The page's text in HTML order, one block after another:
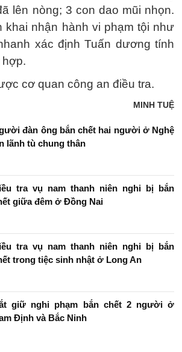
lên nòng; 3 con dao mũi nhọn.
khai nhận hành vi phạm tội như
xác định Tuấn dương tính
hợp.
cơ quan công an điều tra.
MINH TUỆ
đàn ông bắn chết hai người ở Nghệ
lãnh tù chung thân
tra vụ nam thanh niên nghi bị bắn
giữa đêm ở Đồng Nai
tra vụ nam thanh niên nghi bị bắn
trong tiệc sinh nhật ở Long An
giữ nghi phạm bắn chết 2 người ở
Định và Bắc Ninh